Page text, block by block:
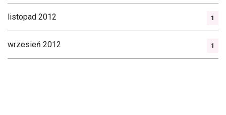
listopad 2012 1
wrzesień 2012 1